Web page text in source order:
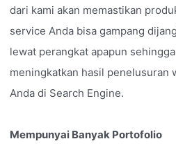
dari kami akan memastikan
service Anda bisa gampang
lewat perangkat apapun
meningkatkan hasil penelusuran
Anda di Search Engine.
Mempunyai Banyak Portofolio